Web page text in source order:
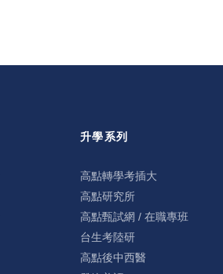
升學系列
高點轉學考插大
高點研究所
高點甄試網 / 在職專班
台生考陸研
高點後中西醫